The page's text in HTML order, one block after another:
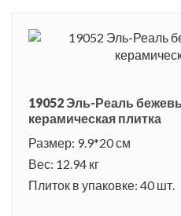
19052 Эль-Реаль
керамическая плитка
Размер: 9.9*20 см
Вес: 12.94 кг
Плиток в упаковке: 40 шт.